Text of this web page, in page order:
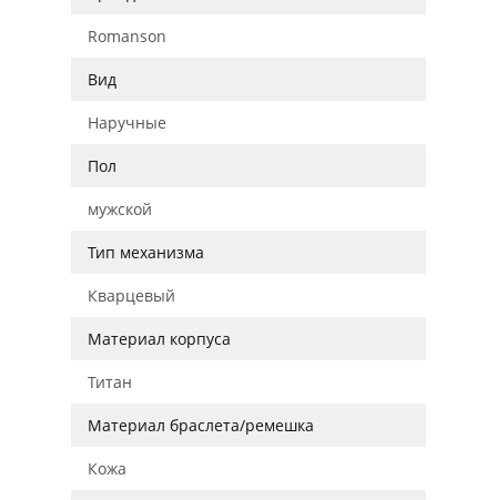
Romanson
Вид
Наручные
Пол
мужской
Тип механизма
Кварцевый
Материал корпуса
Титан
Материал браслета/ремешка
Кожа